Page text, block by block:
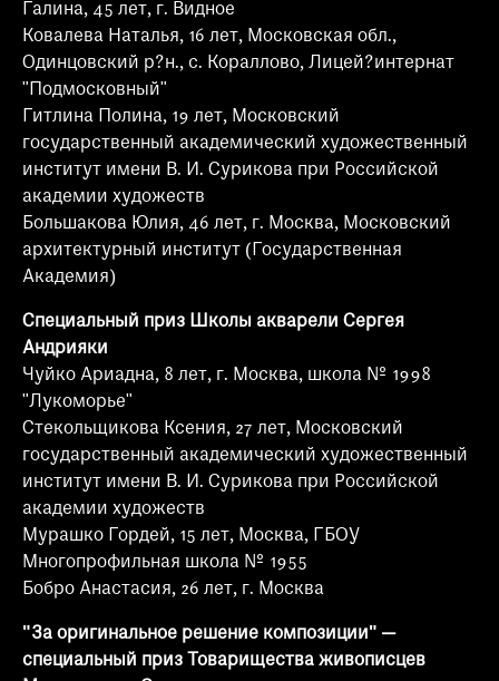
Галина, 45 лет, г. Видное
Ковалева Наталья, 16 лет, Московская обл.,
Одинцовский р?н., с. Кораллово, Лицей?интернат
"Подмосковный"
Гитлина Полина, 19 лет, Московский
государственный академический художественный
институт имени В. И. Сурикова при Российской
академии художеств
Большакова Юлия, 46 лет, г. Москва, Московский
архитектурный институт (Государственная
Академия)
Специальный приз Школы акварели Сергея
Андрияки
Чуйко Ариадна, 8 лет, г. Москва, школа № 1998
"Лукоморье"
Стекольщикова Ксения, 27 лет, Московский
государственный академический художественный
институт имени В. И. Сурикова при Российской
академии художеств
Мурашко Гордей, 15 лет, Москва, ГБОУ
Многопрофильная школа № 1955
Бобро Анастасия, 26 лет, г. Москва
"За оригинальное решение композиции" —
специальный приз Товарищества живописцев